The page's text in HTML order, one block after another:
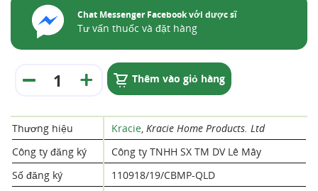
Chat Messenger Facebook với dược sĩ
Tư vấn thuốc và đặt hàng
Thêm vào giỏ hàng
Thương hiệu Kracie, Kracie Home Products. Ltd
Công ty đăng ký
Công ty TNHH SX TM DV Lê Mây
Số đăng ký
110918/19/CBMP-QLD